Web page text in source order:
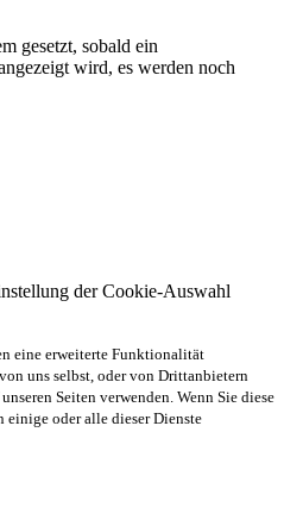
gesetzt, sobald ein
wird, es werden noch
der Cookie-Auswahl
eine erweiterte Funktionalität
uns selbst, oder von Drittanbietern
Seiten verwenden. Wenn Sie diese
oder alle dieser Dienste